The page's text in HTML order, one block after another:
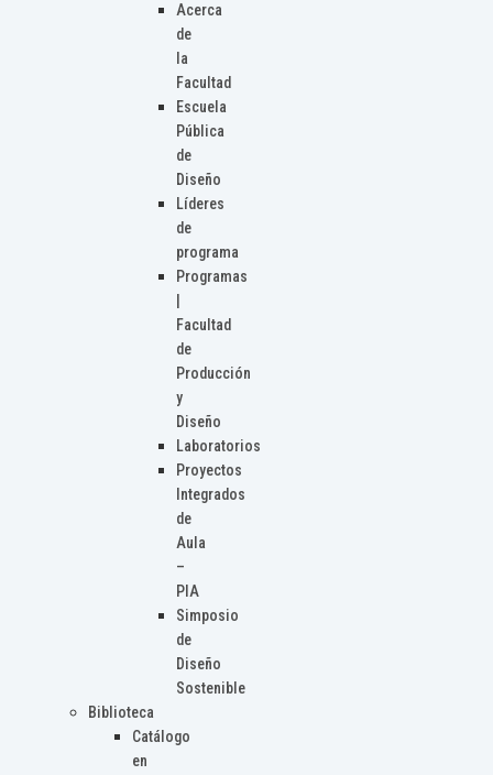
Acerca
de
la
Facultad
Escuela
Pública
de
Diseño
Líderes
de
programa
Programas
Facultad
de
Producción
y
Diseño
Laboratorios
Proyectos
Integrados
de
Aula
–
PIA
Simposio
de
Diseño
Sostenible
Biblioteca
Catálogo
en